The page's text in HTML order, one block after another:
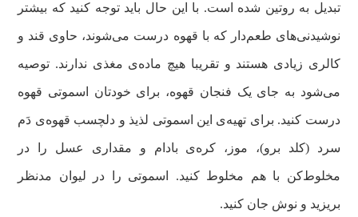
تبدیل به روتین شده است. با این حال باید توجه ‌کنید که بیشتر
نوشیدنی‌های طعم‌دار که با قهوه درست می‌شوند، حاوی قند و
کالری زیادی هستند و تقریبا هیچ ماده‌ی مغذی ندارند. توصیه
می‌شود به جای یک فنجان قهوه، برای خودتان اسموتی قهوه
درست کنید. برای تهیه‌ی این اسموتی لذیذ و دلچسب قهوه‌ی دَم‌
سرد (کلد برو)، موز، کره‌ی بادام و مقداری عسل را در
مخلوط‌کن با هم مخلوط کنید‌. اسموتی را در لیوان مدنظر
بریزید و نوش جان کنید.